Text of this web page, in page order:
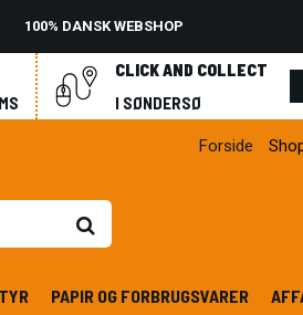
100% DANSK WEBSHOP
CLICK AND COLLECT
I SØNDERSØ
Forside
PAPIR OG FORBRUGSVARER